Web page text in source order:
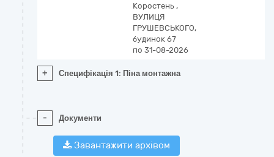
Коростень ,
ВУЛИЦЯ
ГРУШЕВСЬКОГО,
будинок 67
по 31-08-2026
+ Специфікація 1: Піна монтажна
- Документи
Завантажити архівом